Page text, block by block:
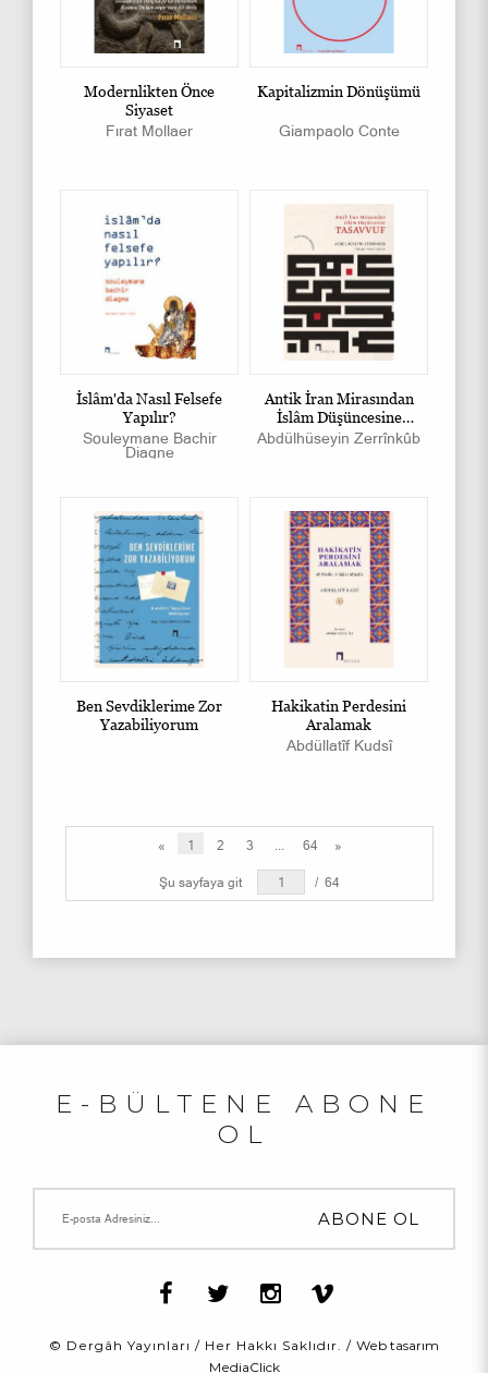
Modernlikten Önce
Siyaset
Fırat Mollaer
Kapitalizmin Dönüşümü
Giampaolo Conte
İslâm'da Nasıl Felsefe
Yapılır?
Souleymane Bachir
Diagne
Antik İran Mirasından
İslâm Düşüncesine
Tasavvuf
Abdülhüseyin Zerrînkûb
Ben Sevdiklerime Zor
Yazabiliyorum
Hakikatin Perdesini
Aralamak
Abdüllatîf Kudsî
« 1 2 3 ... 64 »
Şu sayfaya git / 64
E-BÜLTENE ABONE
OL
© Dergâh Yayınları / Her Hakkı Saklıdır. / Web tasarım
MediaClick